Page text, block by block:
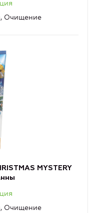
Очищение
MYSTERY
Очищение